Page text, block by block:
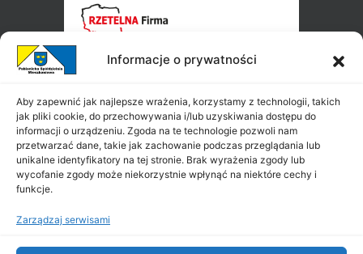
Informacje o prywatności
Aby zapewnić jak najlepsze wrażenia, korzystamy z technologii, takich
jak pliki cookie, do przechowywania i/lub uzyskiwania dostępu do
informacji o urządzeniu. Zgoda na te technologie pozwoli nam
przetwarzać dane, takie jak zachowanie podczas przeglądania lub
unikalne identyfikatory na tej stronie. Brak wyrażenia zgody lub
wycofanie zgody może niekorzystnie wpłynąć na niektóre cechy i
funkcje.
Zarządzaj serwisami